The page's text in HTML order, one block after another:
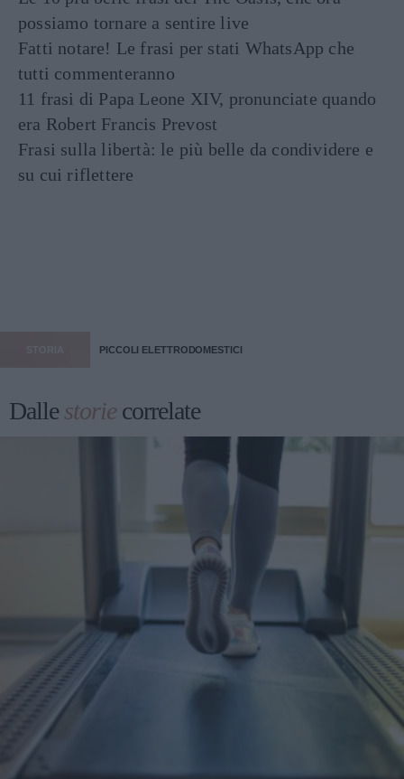
possiamo tornare a sentire live
Fatti notare! Le frasi per stati WhatsApp che
tutti commenteranno
11 frasi di Papa Leone XIV, pronunciate quando
era Robert Francis Prevost
Frasi sulla libertà: le più belle da condividere e
su cui riflettere
PICCOLI ELETTRODOMESTICI
Dallestoriecorrelate